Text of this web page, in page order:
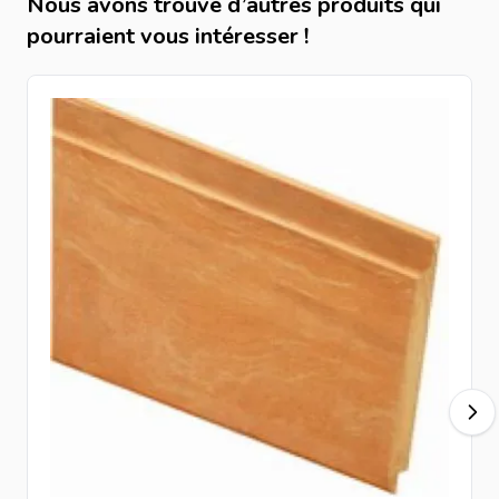
Le Bangkirai est un bois exotique extrêmement dense et
durable. Il est idéal pour les projets extérieurs exigeants,
offrant une excellente longévité naturelle sans traitement
intensif, tout en garantissant une finition esthétique et
professionnelle.
Comment installer une planche Bangkirai rainure et
languette ?
Préparez une ossature solide, stable et ventilée.
Posez la première planche avec précision et niveau.
Emboîtez les planches suivantes dans la rainure.
inox adaptées aux bois exotiques.
Respectez les
Contrôlez régulièrement l’alignement pendant la pose.
Produits complémentaires
Complétez votre projet avec nospoteaux en bois ,
et notre gamme
pourraient vous intéresser !